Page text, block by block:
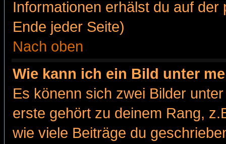
Informationen erhälst du auf
Ende jeder Seite)
Nach oben
Wie kann ich ein Bild unter
Es könenn sich zwei Bilder
erste gehört zu deinem Rang,
wie viele Beiträge du